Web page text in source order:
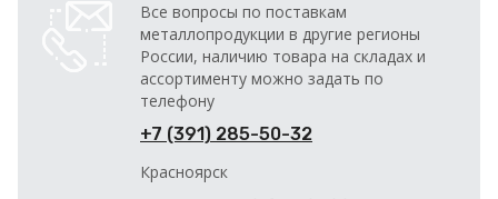
Все вопросы по поставкам
металлопродукции в другие регионы
России, наличию товара на складах и
ассортименту можно задать по
телефону
+7 (391) 285-50-32
Красноярск